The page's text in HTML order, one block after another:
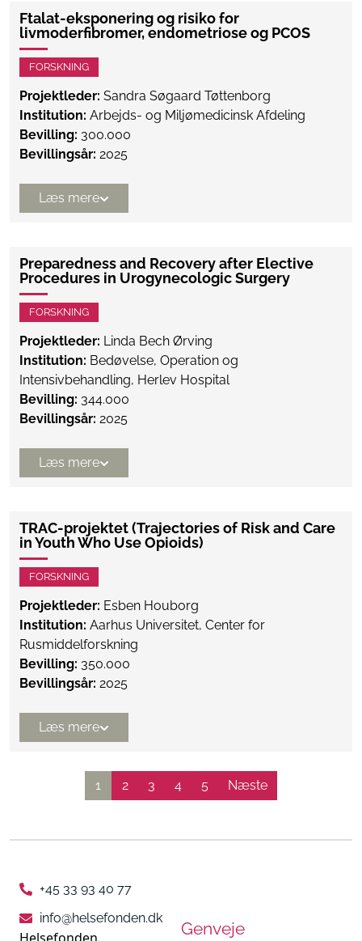
Ftalat-eksponering og risiko for
livmoderfibromer, endometriose og PCOS
FORSKNING
Projektleder: Sandra Søgaard Tøttenborg
Institution: Arbejds- og Miljømedicinsk Afdeling
Bevilling: 300.000
Bevillingsår: 2025
Læs mere
Preparedness and Recovery after Elective
Procedures in Urogynecologic Surgery
FORSKNING
Projektleder: Linda Bech Ørving
Institution: Bedøvelse, Operation og
Intensivbehandling, Herlev Hospital
Bevilling: 344.000
Bevillingsår: 2025
Læs mere
TRAC-projektet (Trajectories of Risk and Care
in Youth Who Use Opioids)
FORSKNING
Projektleder: Esben Houborg
Institution: Aarhus Universitet, Center for
Rusmiddelforskning
Bevilling: 350.000
Bevillingsår: 2025
Læs mere
1 2 3 4 5 Næste
+45 33 93 40 77
info@helsefonden.dk
Genveje